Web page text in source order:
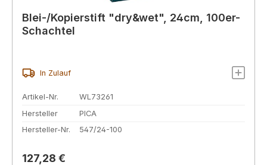
Blei-/Kopierstift "dry&wet", 24cm, 100er-
Schachtel
In Zulauf
Artikel-Nr.
WL73261
Hersteller
PICA
Hersteller-Nr.
547/24-100
Regulärer Preis:
127,28 €